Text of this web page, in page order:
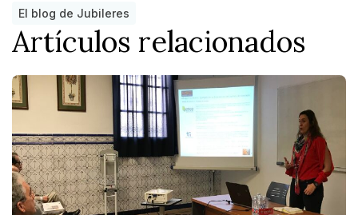
El blog de Jubileres
Artículos relacionados